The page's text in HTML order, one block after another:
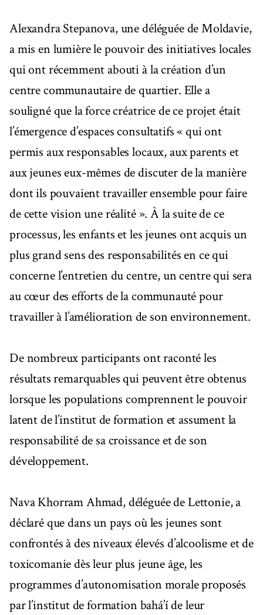
Alexandra Stepanova, une déléguée de Moldavie,
a mis en lumière le pouvoir des initiatives locales
qui ont récemment abouti à la création d’un
centre communautaire de quartier. Elle a
souligné que la force créatrice de ce projet était
l’émergence d’espaces consultatifs « qui ont
permis aux responsables locaux, aux parents et
aux jeunes eux-mêmes de discuter de la manière
dont ils pouvaient travailler ensemble pour faire
de cette vision une réalité ». À la suite de ce
processus, les enfants et les jeunes ont acquis un
plus grand sens des responsabilités en ce qui
concerne l’entretien du centre, un centre qui sera
au cœur des efforts de la communauté pour
travailler à l’amélioration de son environnement.
De nombreux participants ont raconté les
résultats remarquables qui peuvent être obtenus
lorsque les populations comprennent le pouvoir
latent de l’institut de formation et assument la
responsabilité de sa croissance et de son
développement.
Nava Khorram Ahmad, déléguée de Lettonie, a
déclaré que dans un pays où les jeunes sont
confrontés à des niveaux élevés d’alcoolisme et de
toxicomanie dès leur plus jeune âge, les
programmes d’autonomisation morale proposés
par l’institut de formation bahá’í de leur